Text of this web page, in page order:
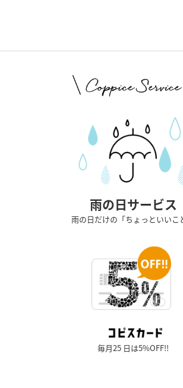
雨の日サービス
雨の日だけの「ちょっといいこ
毎月25 日は5%OFF!!